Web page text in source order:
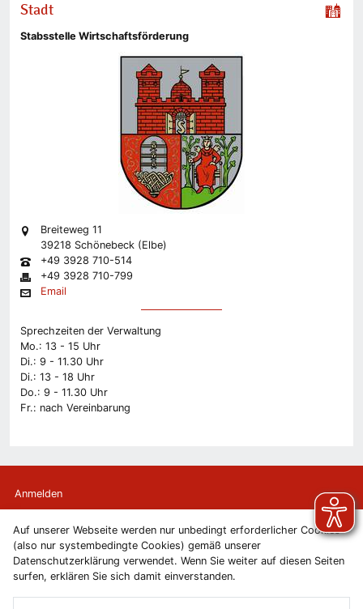
Auf unserer Webseite werden nur unbedingt erforderlicher Cookies
(also nur systembedingte Cookies) gemäß unserer
Datenschutzerklärung verwendet. Wenn Sie weiter auf diesen Seiten
surfen, erklären Sie sich damit einverstanden.
Stadt
Stabsstelle Wirtschaftsförderung
Breiteweg 11
39218 Schönebeck (Elbe)
+49 3928 710-514
+49 3928 710-799
Email
Sprechzeiten der Verwaltung
Mo.: 13 - 15 Uhr
Di.: 9 - 11.30 Uhr
Di.: 13 - 18 Uhr
Do.: 9 - 11.30 Uhr
Fr.: nach Vereinbarung
Anmelden
Kontakt
Newsletter